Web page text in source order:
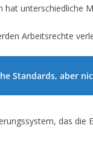
unterschiedliche
Arbeitsrechte
Standards, aber
das die